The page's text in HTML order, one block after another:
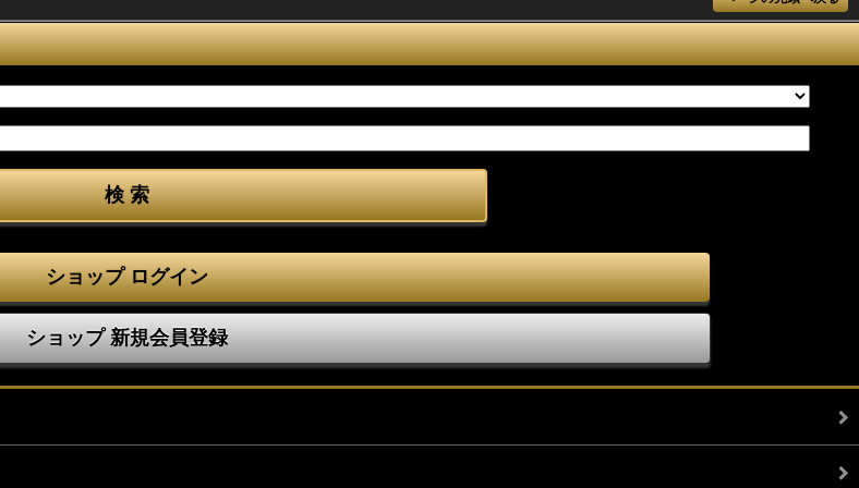
ショップ ログイン
ショップ 新規会員登録